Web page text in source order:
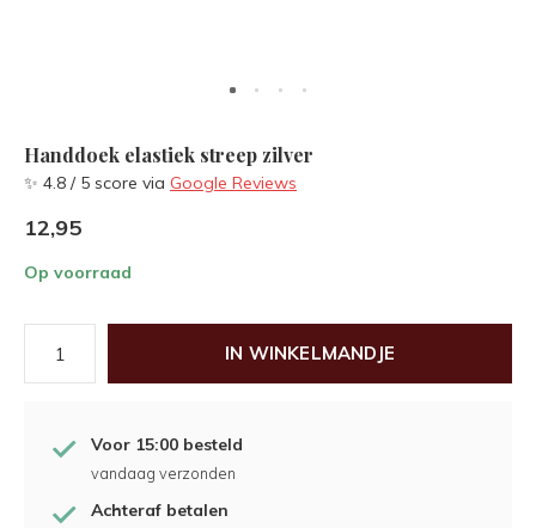
Handdoek elastiek streep zilver
✨ 4.8 / 5 score via Google Reviews
12,95
Op voorraad
IN WINKELMANDJE
Voor 15:00 besteld
vandaag verzonden
Achteraf betalen